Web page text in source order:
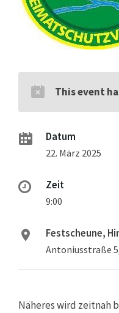
This event
Datum
22. März 2025
Zeit
9:00
Festscheune,
Antoniusstraße
Näheres wird zeitnah